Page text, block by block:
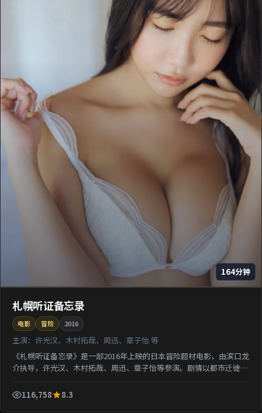
164分钟
札幌听证备忘录
电影 冒险 2016
主演： 许光汉、木村拓哉、周迅、章子怡 等
《札幌听证备忘录》是一部2016年上映的日本冒险题材电影，由滨口龙
介执导，许光汉、木村拓哉、周迅、章子怡等参演。剧情以都市迁徙为
116,758
8.3